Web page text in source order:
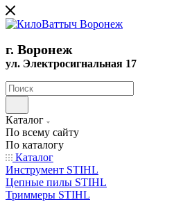
г. Воронеж
ул. Электросигнальная 17
Каталог
По всему сайту
По каталогу
Каталог
Инструмент STIHL
Цепные пилы STIHL
Триммеры STIHL